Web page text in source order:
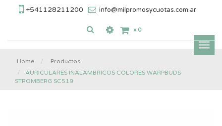
+541128211200 info@milpromosycuotas.com.ar
x 0
Home
Productos
AURICULARES INALAMBRICOS COLORES WARPBUDS
STROMBERG SC519